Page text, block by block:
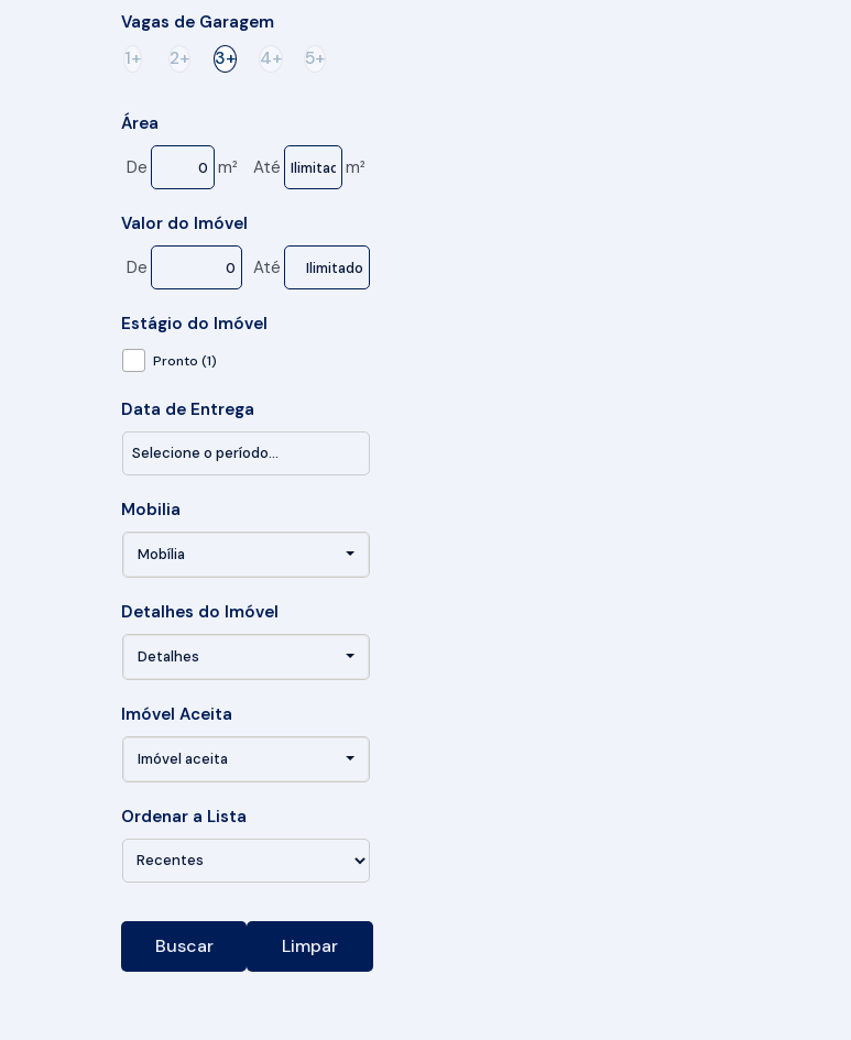
Vagas de Garagem
1+ 2+ 3+ 4+ 5+
Área
De
m² Até m²
Valor do Imóvel
De
Até
Estágio do Imóvel
Pronto (1)
Data de Entrega
Mobilia
Mobília
Detalhes do Imóvel
Detalhes
Imóvel Aceita
Imóvel aceita
Ordenar a Lista
Buscar Limpar